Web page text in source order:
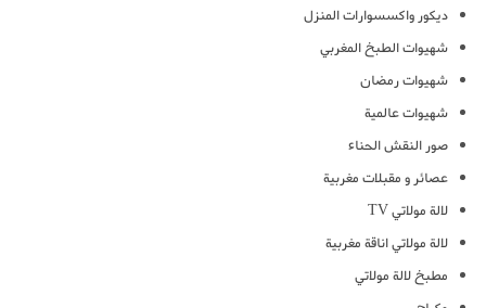
ديكور واكسسوارات المنزل
شهيوات الطبخ المغربي
شهيوات رمضان
شهيوات عالمية
صور النقش الحناء
عصائر و مقبلات مغربية
لالة مولاتي TV
لالة مولاتي اناقة مغربية
مطبخ لالة مولاتي